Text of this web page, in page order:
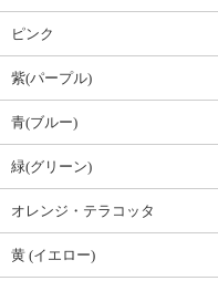
ピンク
紫(パープル)
青(ブルー)
緑(グリーン)
オレンジ・テラコッタ
黄 (イエロー)